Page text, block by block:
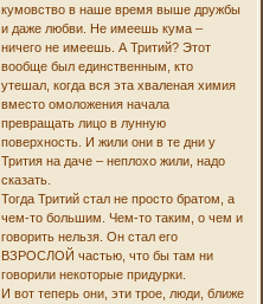
кумовство в наше время выше дружбы
и даже любви. Не имеешь кума –
ничего не имеешь. А Тритий? Этот
вообще был единственным, кто
утешал, когда вся эта хваленая химия
вместо омоложения начала
превращать лицо в лунную
поверхность. И жили они в те дни у
Трития на даче – неплохо жили, надо
сказать.
Тогда Тритий стал не просто братом, а
чем-то большим. Чем-то таким, о чем и
говорить нельзя. Он стал его
ВЗРОСЛОЙ частью, что бы там ни
говорили некоторые придурки.
И вот теперь они, эти трое, люди, ближе